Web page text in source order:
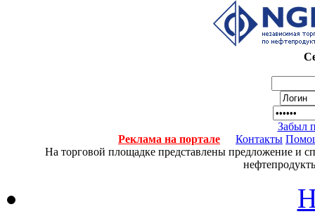
Забыл
Реклама на портале
Контакты
На торговой площадке представлены предложение и